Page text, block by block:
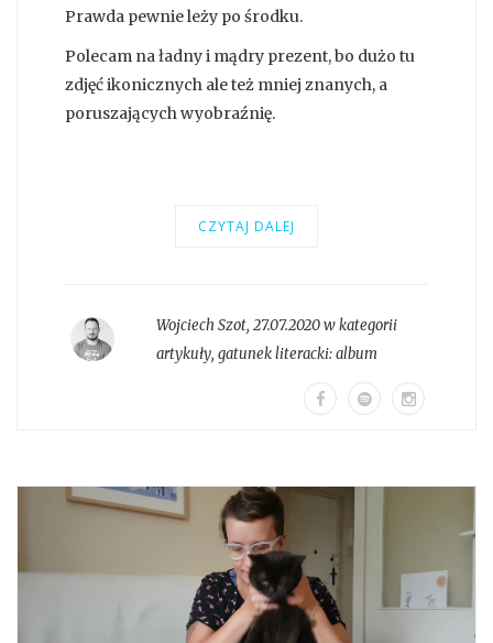
Prawda pewnie leży po środku.
Polecam na ładny i mądry prezent, bo dużo tu
zdjęć ikonicznych ale też mniej znanych, a
poruszających wyobraźnię.
CZYTAJ DALEJ
Wojciech Szot, 27.07.2020 w kategorii
artykuły, gatunek literacki:album